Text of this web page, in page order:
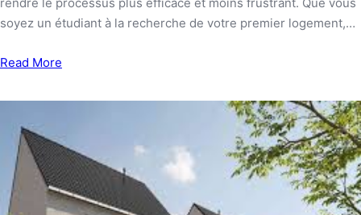
soyez un étudiant à la recherche de votre premier logement,…
Read More